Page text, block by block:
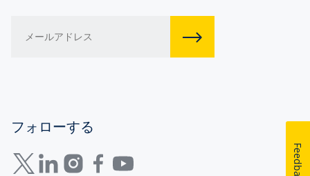
フォローする
Feedback